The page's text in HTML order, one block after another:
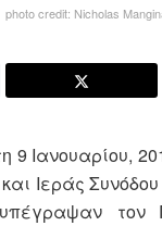
photo credit: Nicholas
9 Ιανουαρίου,
Ιεράς
τον